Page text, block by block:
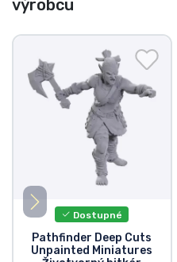
výrobcu
Dostupné
Pathfinder Deep Cuts
Unpainted Miniatures